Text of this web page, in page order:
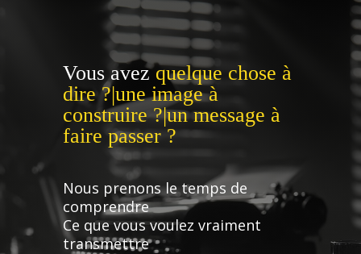
Vous avezquelque chose à
dire ?|une image à
construire ?|un message à
faire passer ?
Nous prenons le temps de
comprendre
Ce que vous voulez vraiment
transmettre